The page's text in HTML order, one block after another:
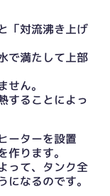
「対流沸き上げ
で満たして上部
ん。
することによっ
ーターを設置
ります。
って、タンク全
なるのです。